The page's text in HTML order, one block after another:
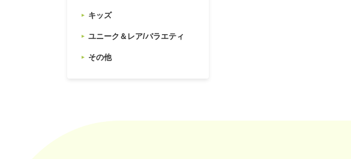
キッズ
ユニーク＆レア/バラエティ
その他